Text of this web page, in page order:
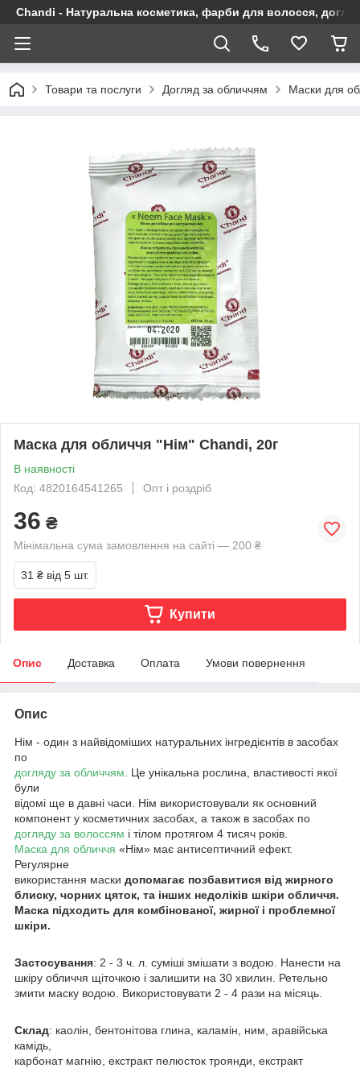
Chandi - Натуральна косметика, фарби для волосся,
Товари та послуги Догляд за обличчям Маски для
Маска для обличчя "Нім" Chandi, 20г
В наявності
Код: 4820164541265
Опт і роздріб
36 ₴
Мінімальна сума замовлення на сайті — 200 ₴
31 ₴ від 5 шт.
Купити
Опис Доставка Оплата Умови повернення
Опис
Нім - один з найвідоміших натуральних інгредієнтів в засобах
по
догляду за обличчям . Це унікальна рослина, властивості якої
були
відомі ще в давні часи. Нім використовували як основний
компонент у косметичних засобах, а також в засобах по
догляду за волоссям і тілом протягом 4 тисяч років.
Маска для обличчя «Нім» має антисептичний ефект.
Регулярне
використання маски допомагає позбавитися від жирного
блиску, чорних цяток, та інших недоліків шкіри обличчя.
Маска підходить для комбінованої, жирної і проблемної
шкіри.
Застосування: 2 - 3 ч. л. суміші змішати з водою. Нанести на
шкіру обличчя щіточкою і залишити на 30 хвилин. Ретельно
змити маску водою. Використовувати 2 - 4 рази на місяць.
Склад: каолін, бентонітова глина, каламін, ним, аравійська
камідь,
карбонат магнію, екстракт пелюсток троянди, екстракт